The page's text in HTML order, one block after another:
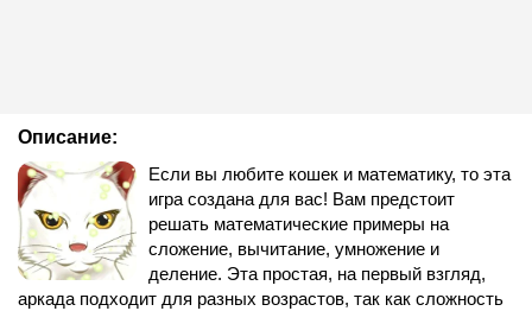
Описание:
Если вы любите кошек и математику, то эта
игра создана для вас! Вам предстоит
решать математические примеры на
сложение, вычитание, умножение и
деление. Эта простая, на первый взгляд,
аркада подходит для разных возрастов, так как сложность